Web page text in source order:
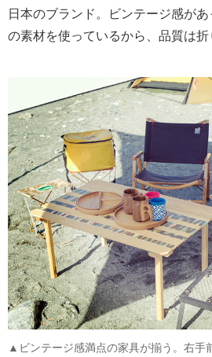
日本のブランド。ビンテージ感が
の素材を使っているから、品質は折
▲ビンテージ感満点の家具が揃う。右手